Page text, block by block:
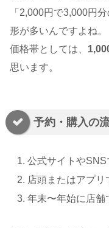
「2,000円で3,000円
形が多いんですよね。
価格帯としては、
思います。
予約・購入の
公式サイトや
店頭またはアプリ
年末〜年始に店舗